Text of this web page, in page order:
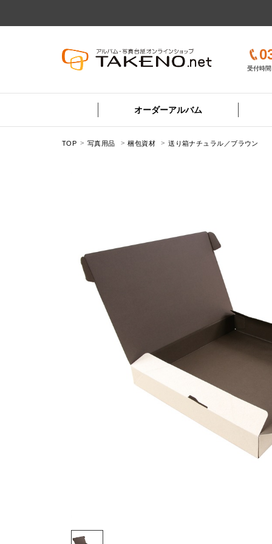
受付時
オーダーアルバム
TOP 写真用品 梱包資材 送り箱ナチュラル／ブラウン